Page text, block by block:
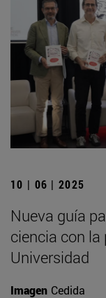
10 | 06 | 2025
Nueva guía
ciencia con la
Universidad
Imagen Cedida